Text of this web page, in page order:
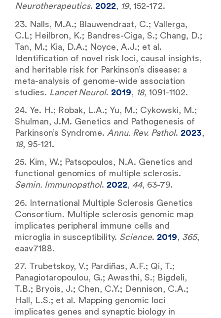
Neurotherapeutics. 2022, 19, 152-172.
23. Nalls, M.A.; Blauwendraat, C.; Vallerga,
C.L; Heilbron, K.; Bandres-Ciga, S.; Chang, D.;
Tan, M.; Kia, D.A.; Noyce, A.J.; et al.
Identification of novel risk loci, causal insights,
and heritable risk for Parkinson’s disease: a
meta-analysis of genome-wide association
studies. Lancet Neurol. 2019, 18, 1091-1102.
24. Ye. H.; Robak, L.A.; Yu, M.; Cykowski, M.;
Shulman, J.M. Genetics and Pathogenesis of
Parkinson’s Syndrome. Annu. Rev. Pathol. 2023,
18, 95-121.
25. Kim, W.; Patsopoulos, N.A. Genetics and
functional genomics of multiple sclerosis.
Semin. Immunopathol. 2022, 44, 63-79.
26. International Multiple Sclerosis Genetics
Consortium. Multiple sclerosis genomic map
implicates peripheral immune cells and
microglia in susceptibility. Science. 2019, 365,
eaav7188.
27. Trubetskoy, V.; Pardiñas, A.F.; Qi, T.;
Panagiotaropoulou, G.; Awasthi, S.; Bigdeli,
T.B.; Bryois, J.; Chen, C.Y.; Dennison, C.A.;
Hall, L.S.; et al. Mapping genomic loci
implicates genes and synaptic biology in